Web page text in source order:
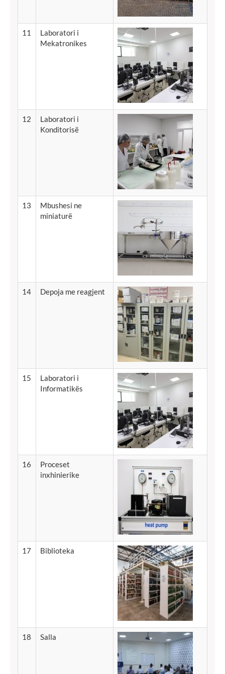
11
Laboratori i
Mekatronikes
12 Laboratori i
Konditorisë
13 Mbushesi ne
miniaturë
14 Depoja me reagjent
15
Laboratori i
Informatikës
16
Proceset
inxhinierike
17 Biblioteka
18 Salla